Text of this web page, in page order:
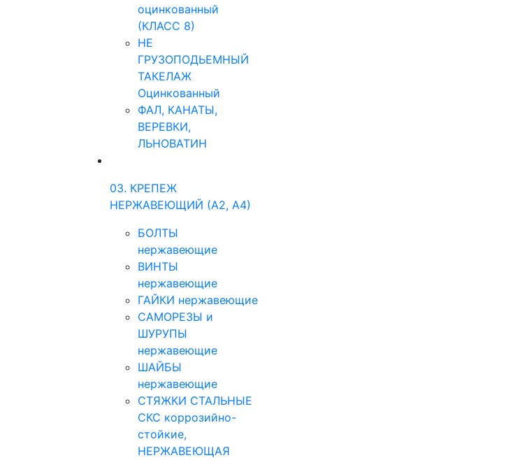
оцинкованный
(КЛАСС 8)
НЕ
ГРУЗОПОДЬЕМНЫЙ
ТАКЕЛАЖ
Оцинкованный
ФАЛ, КАНАТЫ,
ВЕРЕВКИ,
ЛЬНОВАТИН
03. КРЕПЕЖ
НЕРЖАВЕЮЩИЙ (А2, А4)
БОЛТЫ
нержавеющие
ВИНТЫ
нержавеющие
ГАЙКИ нержавеющие
САМОРЕЗЫ и
ШУРУПЫ
нержавеющие
ШАЙБЫ
нержавеющие
СТЯЖКИ СТАЛЬНЫЕ
СКС коррозийно-
стойкие,
НЕРЖАВЕЮЩАЯ